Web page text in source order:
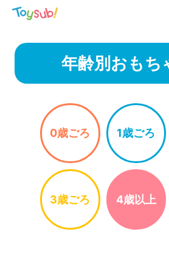
年齢別おもち
0歳ごろ 1歳ごろ
3歳ごろ 4歳以上